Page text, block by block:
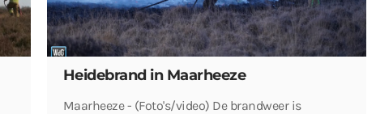
Heidebrand in Maarheeze
Maarheeze - (Foto's/video) De brandweer is